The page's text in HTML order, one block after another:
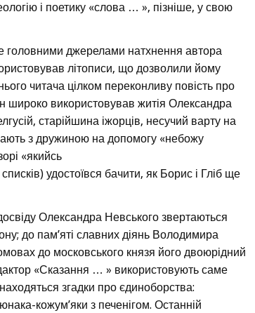
і поетику «слова … », пізніше, у свою
головними джерелами натхнення автора
літописи, що дозволили йому
читача цілком переконливу повість про
широко використовував житія Олександра
старійшина іжорців, несучий варту на
з дружиною на допомогу «небожу
«якийсь
удостоївся бачити, як Борис і Гліб ще
Олександра Невського звертаються
до пам’яті славних діянь Володимира
до московського князя його двоюрідний
«Сказання … » використовують саме
згадки про єдиноборства:
кожум’яки з печенігом. Останній